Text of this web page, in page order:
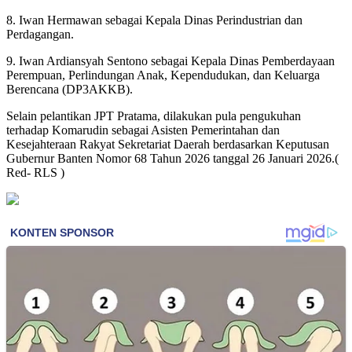
8. Iwan Hermawan sebagai Kepala Dinas Perindustrian dan
Perdagangan.
9. Iwan Ardiansyah Sentono sebagai Kepala Dinas Pemberdayaan
Perempuan, Perlindungan Anak, Kependudukan, dan Keluarga
Berencana (DP3AKKB).
Selain pelantikan JPT Pratama, dilakukan pula pengukuhan
terhadap Komarudin sebagai Asisten Pemerintahan dan
Kesejahteraan Rakyat Sekretariat Daerah berdasarkan Keputusan
Gubernur Banten Nomor 68 Tahun 2026 tanggal 26 Januari 2026.(
Red- RLS )